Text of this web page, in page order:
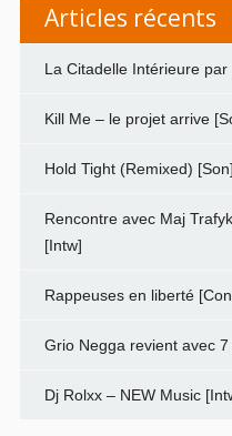
Articles récents
La Citadelle Intérieure
Kill Me – le projet arrive
Hold Tight (Remixed) [Son]
Rencontre avec Maj
[Intw]
Rappeuses en liberté
Grio Negga revient avec
Dj Rolxx – NEW Music